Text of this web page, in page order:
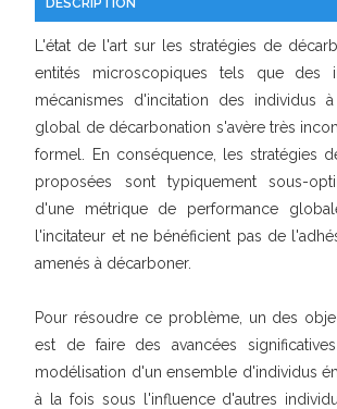
DESCRIPTION
L'état de l'art sur les stratégies de
entités microscopiques tels que des
mécanismes d'incitation des individus
global de décarbonation s'avère très
formel. En conséquence, les stratégies
proposées sont typiquement sous-
d'une métrique de performance
l'incitateur et ne bénéficient pas de
amenés à décarboner.
Pour résoudre ce problème, un des
est de faire des avancées
modélisation d'un ensemble d'individus
à la fois sous l'influence d'autres